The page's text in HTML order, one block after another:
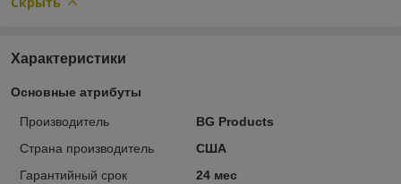
Характеристики
Основные атрибуты
Производитель
BG Products
Страна производитель
США
Гарантийный срок
24 мес